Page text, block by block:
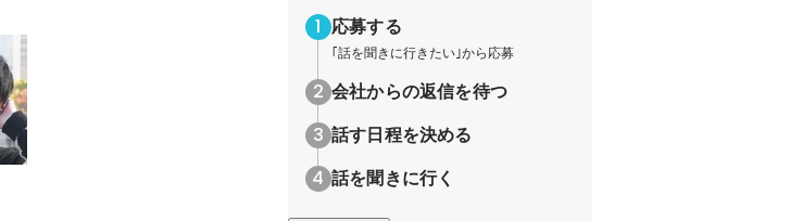
応募する
｢話を聞きに行きたい｣から応募
会社からの返信を待つ
話す日程を決める
話を聞きに行く